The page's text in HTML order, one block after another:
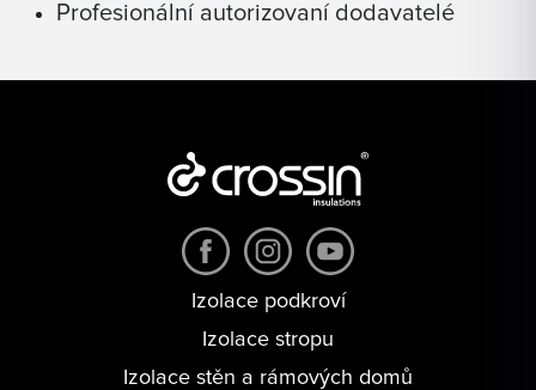
Profesionální autorizovaní dodavatelé
Izolace podkroví
Izolace stropu
Izolace stěn a rámových domů